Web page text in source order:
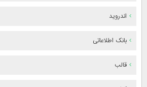
اندروید
بانک اطلاعاتی
قالب